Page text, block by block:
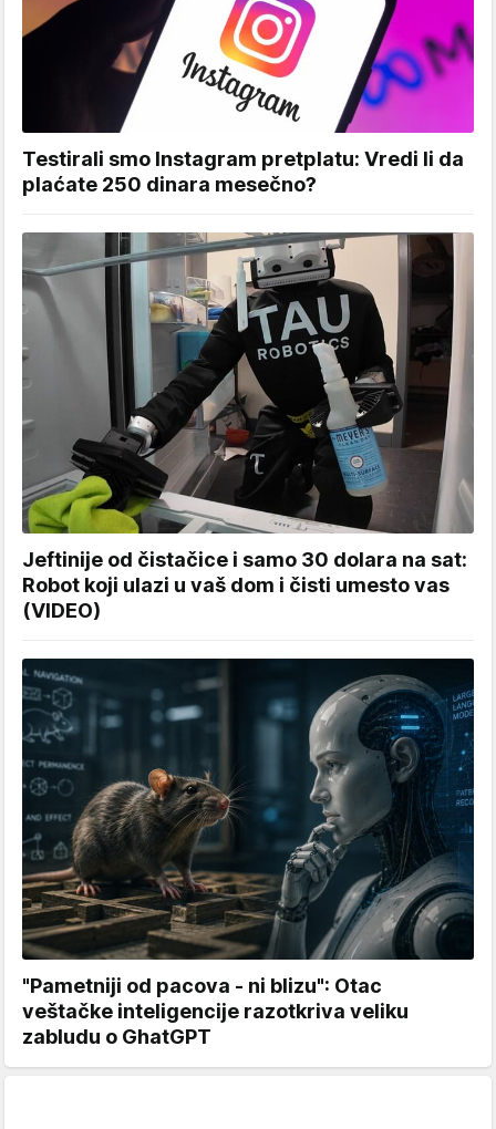
Testirali smo Instagram pretplatu: Vredi li da
plaćate 250 dinara mesečno?
Jeftinije od čistačice i samo 30 dolara na sat:
Robot koji ulazi u vaš dom i čisti umesto vas
(VIDEO)
"Pametniji od pacova - ni blizu": Otac
veštačke inteligencije razotkriva veliku
zabludu o GhatGPT